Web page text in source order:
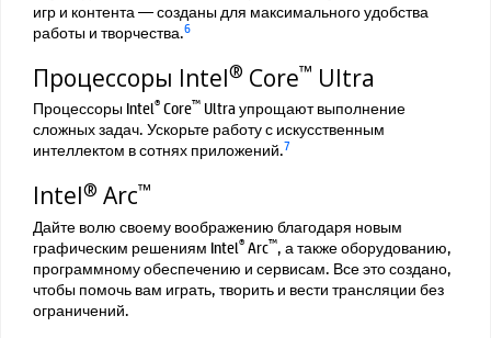
игр и контента — созданы для максимального удобства
работы и творчества.6
Процессоры Intel® Core™ Ultra
Процессоры Intel®Core™ Ultra упрощают выполнение
сложных задач. Ускорьте работу с искусственным
интеллектом в сотнях приложений.7
Intel® Arc™
Дайте волю своему воображению благодаря новым
графическим решениям Intel®Arc™, а также оборудованию,
программному обеспечению и сервисам. Все это создано,
чтобы помочь вам играть, творить и вести трансляции без
ограничений.